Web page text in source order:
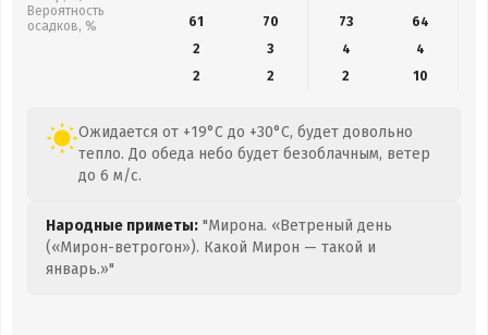
Вероятность
осадков, %
61
70 73 64
2
3 4
4
2
2 2 10
Ожидается от +19°C до +30°C, будет довольно
тепло. До обеда небо будет безоблачным, ветер
до 6 м/с.
Народные приметы: "Мирона. «Ветреный день
(«Мирон-ветрогон»). Какой Мирон — такой и
январь.»"